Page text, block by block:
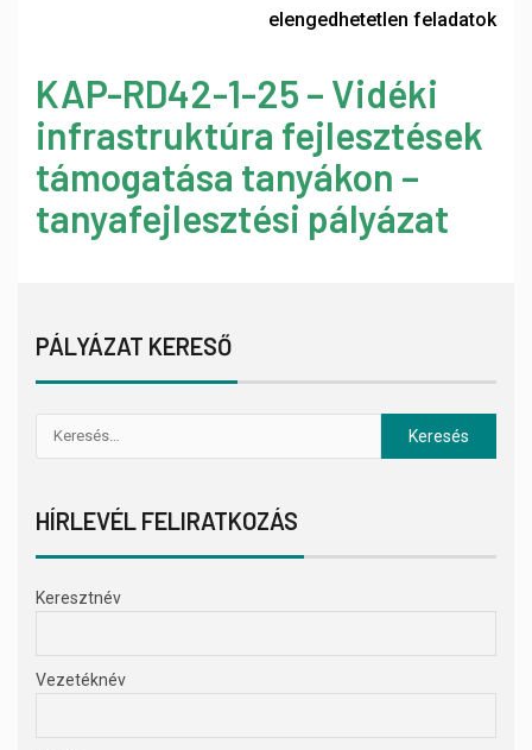
elengedhetetlen feladatok
KAP-RD42-1-25 – Vidéki
infrastruktúra fejlesztések
támogatása tanyákon –
tanyafejlesztési pályázat
PÁLYÁZAT KERESŐ
HÍRLEVÉL FELIRATKOZÁS
Keresztnév
Vezetéknév